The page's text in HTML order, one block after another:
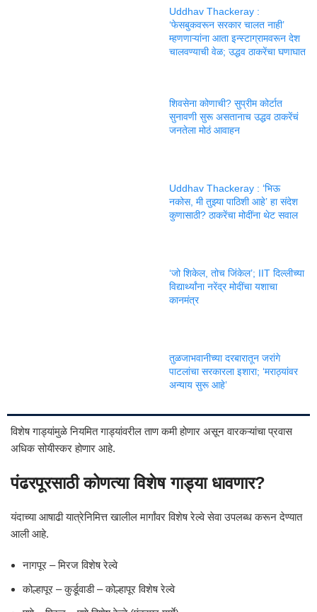
Uddhav Thackeray :
‘फेसबुकवरून सरकार चालत नाही’
म्हणणाऱ्यांना आता इन्स्टाग्रामवरून देश
चालवण्याची वेळ; उद्धव ठाकरेंचा घणाघात
शिवसेना कोणाची? सुप्रीम कोर्टात
सुनावणी सुरू असतानाच उद्धव ठाकरेंचं
जनतेला मोठं आवाहन
Uddhav Thackeray : ‘भिऊ
नकोस, मी तुझ्या पाठिशी आहे’ हा संदेश
कुणासाठी? ठाकरेंचा मोदींना थेट सवाल
‘जो शिकेल, तोच जिंकेल’; IIT दिल्लीच्या
विद्यार्थ्यांना नरेंद्र मोदींचा यशाचा
कानमंत्र
तुळजाभवानीच्या दरबारातून जरांगे
पाटलांचा सरकारला इशारा; ‘मराठ्यांवर
अन्याय सुरू आहे’
विशेष गाड्यांमुळे नियमित गाड्यांवरील ताण कमी होणार असून वारकऱ्यांचा प्रवास
अधिक सोयीस्कर होणार आहे.
पंढरपूरसाठी कोणत्या विशेष गाड्या धावणार?
यंदाच्या आषाढी यात्रेनिमित्त खालील मार्गांवर विशेष रेल्वे सेवा उपलब्ध करून देण्यात
आली आहे.
नागपूर – मिरज विशेष रेल्वे
कोल्हापूर – कुर्डूवाडी – कोल्हापूर विशेष रेल्वे